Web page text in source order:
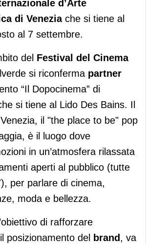
d’Arte
di Veneziache si tiene al
al 7 settembre.
del Festival del Cinema
si riconferma partner
“Il Dopocinema” di
si tiene al Lido Des Bains. Il
il "the place to be" pop
è il luogo dove
in un’atmosfera rilassata
aperti al pubblico (tutte
per parlare di cinema,
moda e bellezza.
di rafforzare
posizionamento del brand, va